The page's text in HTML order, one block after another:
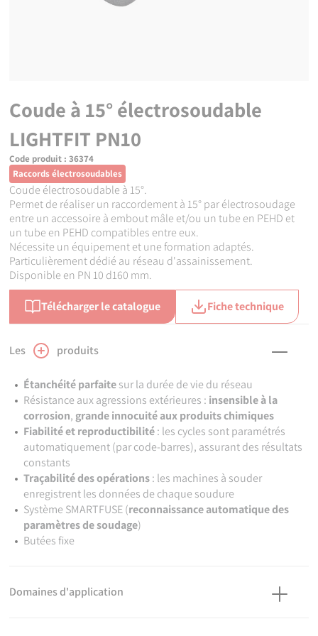
Coude à 15° électrosoudable
LIGHTFIT PN10
Code produit :36374
Raccords électrosoudables
Coude électrosoudable à 15°.
Permet de réaliser un raccordement à 15° par électrosoudage
entre un accessoire à embout mâle et/ou un tube en PEHD et
un tube en PEHD compatibles entre eux.
Nécessite un équipement et une formation adaptés.
Particulièrement dédié au réseau d'assainissement.
Disponible en PN 10 d160 mm.
Télécharger le catalogue Fiche technique
Les produits
Étanchéité parfaitesur la durée de vie du réseau
Résistance aux agressions extérieures : insensible à la
corrosion, grande innocuité aux produits chimiques
Fiabilité et reproductibilité: les cycles sont paramétrés
automatiquement (par code-barres), assurant des résultats
constants
Traçabilité des opérations: les machines à souder
enregistrent les données de chaque soudure
Système SMARTFUSE (reconnaissance automatique des
paramètres de soudage)
Butées fixe
Domaines d'application